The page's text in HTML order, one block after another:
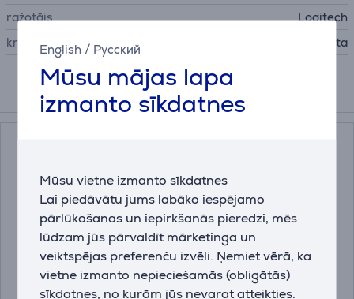
English / Русский
Mūsu mājas lapa
izmanto sīkdatnes
Mūsu vietne izmanto sīkdatnes
Lai piedāvātu jums labāko iespējamo
pārlūkošanas un iepirkšanās pieredzi, mēs
lūdzam jūs pārvaldīt mārketinga un
veiktspējas preferenču izvēli. Ņemiet vērā, ka
vietne izmanto nepieciešamās (obligātās)
sīkdatnes, no kurām jūs nevarat atteikties.
ražotājs
Logitech
krāsa
balta
Papildus aksesuāri
Hama Easy, melna -
Datorpeles paliktnis
Trust Bigfoot XL, melna
- Datorpeles paliktnis